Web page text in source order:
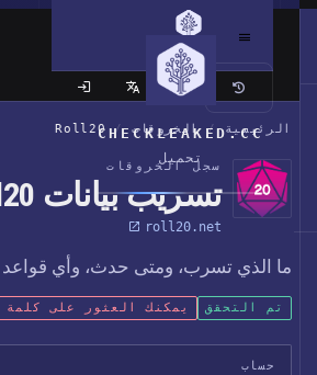
CHECKLEAKED.CC
تحميل
الموقع الكلاسيكي
الرئيسية / الخروقات /
Roll20
سجل الخروقات
تسريب بيانات Roll20
roll20.net
ما الذي تسرب، ومتى حدث، وأي قواعد
تم التحقق يمكنك العثور على كلمة
حساب